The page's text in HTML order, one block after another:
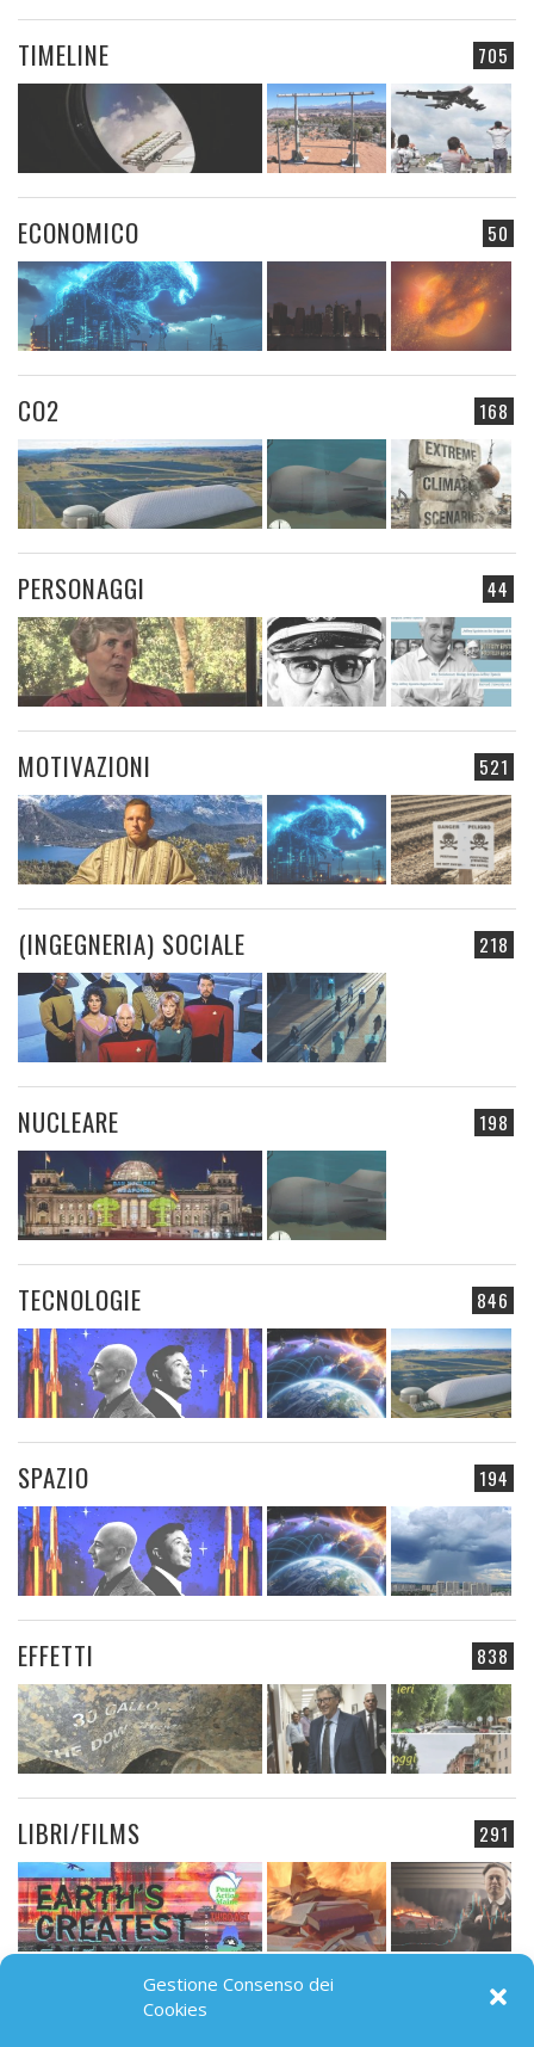
Gestione Consenso dei
Cookies
705
TIMELINE
50
ECONOMICO
168
CO2
44
PERSONAGGI
521
MOTIVAZIONI
218
(INGEGNERIA) SOCIALE
198
NUCLEARE
846
TECNOLOGIE
194
SPAZIO
838
EFFETTI
291
LIBRI/FILMS
91
CAMPO ELETTROMAGNETICO